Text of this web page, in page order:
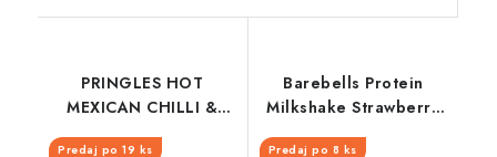
PRINGLES HOT
MEXICAN CHILLI &
Predaj po 19 ks
Barebells Protein
Milkshake Strawberry
Predaj po 8 ks